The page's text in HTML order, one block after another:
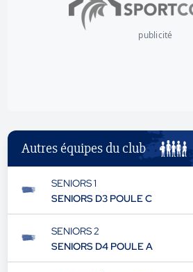
publicité
Autres équipes du club
SENIORS 1
SENIORS D3 POULE C
SENIORS 2
SENIORS D4 POULE A